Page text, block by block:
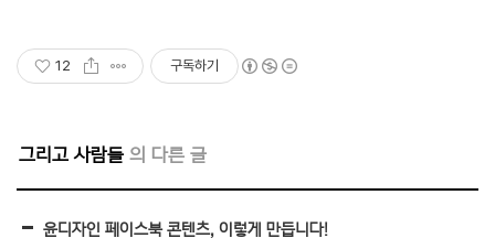
12 구독하기
그리고 사람들
윤디자인 페이스북 콘텐츠, 이렇게 만듭니다!